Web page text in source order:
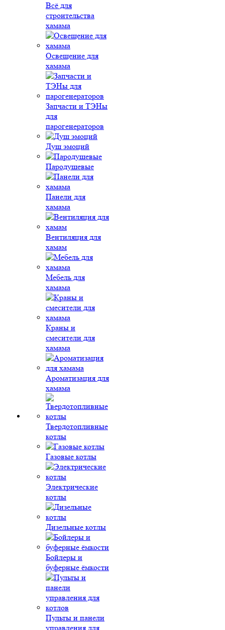
Всё для
строительства
хамама
Освещение для
хамама
Запчасти и ТЭНы
для
парогенераторов
Душ эмоций
Пародушевые
Панели для
хамама
Вентиляция для
хамам
Мебель для
хамама
Краны и
смесители для
хамама
Ароматизация для
хамама
Твердотопливные
котлы
Газовые котлы
Электрические
котлы
Дизельные котлы
Бойлеры и
буферные ёмкости
Пульты и панели
управления для